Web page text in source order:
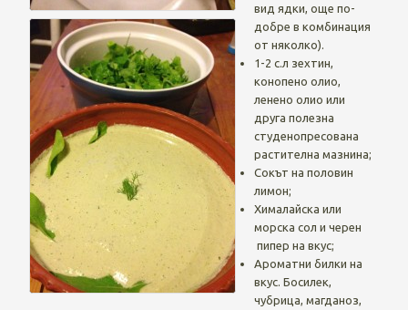
вид ядки, още по-
добре в комбинация
от няколко).
1-2 с.л зехтин,
конопено олио,
ленено олио или
друга полезна
студенопресована
растителна мазнина;
Сокът на половин
лимон;
Хималайска или
морска сол и черен
пипер на вкус;
Ароматни билки на
вкус. Босилек,
чубрица, магданоз,